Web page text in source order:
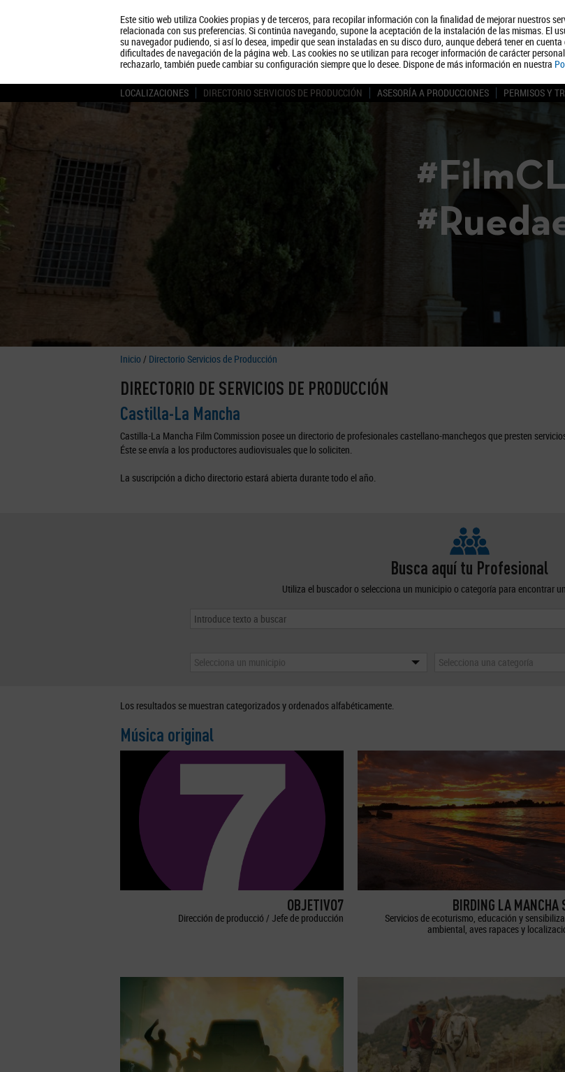
Este sitio web utiliza Cookies propias y de terceros, para recopilar información con la finalidad de mejorar nuestros
relacionada con sus preferencias. Si continúa navegando, supone la aceptación de la instalación de las mismas. El
su navegador pudiendo, si así lo desea, impedir que sean instaladas en su disco duro, aunque deberá tener en
dificultades de navegación de la página web. Las cookies no se utilizan para recoger información de carácter
rechazarlo, también puede cambiar su configuración siempre que lo desee. Dispone de más información en nuestra
Quiénes somos
LOCALIZACIONES DIRECTORIO SERVICIOS DE PRODUCCIÓN ASESORÍA A PRODUCCIONES PERMISOS Y
Inicio / Directorio Servicios de Producción
DIRECTORIO DE SERVICIOS DE PRODUCCIÓN
Castilla-La Mancha
Castilla-La Mancha Film Commission posee un directorio de profesionales castellano-manchegos que presten
Éste se envía a los productores audiovisuales que lo soliciten.
La suscripción a dicho directorio estará abierta durante todo el año.
Busca aquí tu Profesional
Utiliza el buscador o selecciona un municipio o categoría para encontrar
Selecciona un municipio
Selecciona una categoría
Los resultados se muestran categorizados y ordenados alfabéticamente.
Música original
OBJETIVO7
Dirección de producció / Jefe de producción
BIRDING LA MANCHA
Servicios de ecoturismo, educación y
ambiental, aves rapaces y